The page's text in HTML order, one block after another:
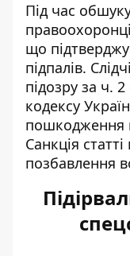
Під час
що
підпалів.
підозру за ч.
кодексу
пошкодження
Санкція
позбавлення